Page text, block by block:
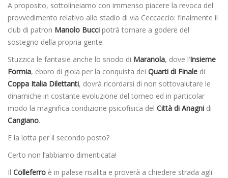
A proposito, sottolineiamo con immenso piacere la revoca del
provvedimento relativo allo stadio di via Ceccaccio: finalmente il
club di patron Manolo Bucci potrà tornare a godere del
sostegno della propria gente.
Stuzzica le fantasie anche lo snodo di Maranola, dove l’Insieme
Formia, ebbro di gioia per la conquista dei Quarti di Finale di
Coppa Italia Dilettanti, dovrà ricordarsi di non sottovalutare le
dinamiche in costante evoluzione del torneo ed in particolar
modo la magnifica condizione psicofisica del Città di Anagni di
Cangiano.
E la lotta per il secondo posto?
Certo non l’abbiamo dimenticata!
Il Colleferro è in palese risalita e proverà a chiedere strada agli